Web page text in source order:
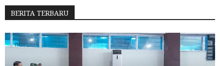
BERITA TERBARU